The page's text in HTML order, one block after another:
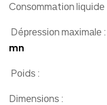
Déрrеѕѕіоn
mn